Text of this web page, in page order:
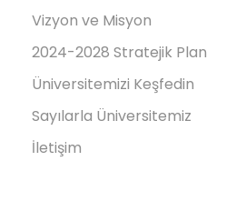
Vizyon ve Misyon
2024-2028 Stratejik Plan
Üniversitemizi Keşfedin
Sayılarla Üniversitemiz
İletişim